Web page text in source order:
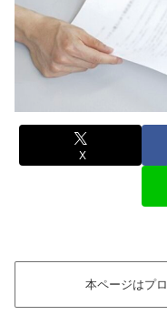
X
本ページはプ